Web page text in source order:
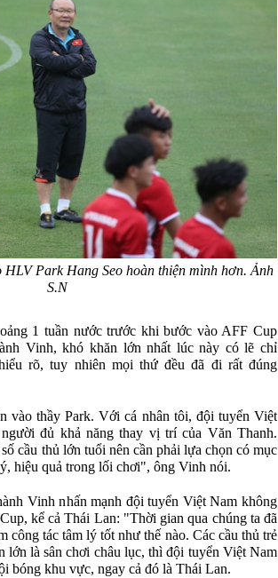
Park Hang Seo hoàn thiện mình hơn. Ảnh
S.N
1 tuần nước trước khi bước vào AFF Cup
Vinh, khó khăn lớn nhất lúc này có lẽ chỉ
rõ, tuy nhiên mọi thứ đều đã đi rất đúng
vào thầy Park. Với cá nhân tôi, đội tuyển Việt
đủ khả năng thay vị trí của Văn Thanh.
cầu thủ lớn tuổi nên cần phải lựa chọn có mục
hiệu quả trong lối chơi", ông Vinh nói.
Vinh nhấn mạnh đội tuyển Việt Nam không
kể cả Thái Lan: "Thời gian qua chúng ta đã
công tác tâm lý tốt như thế nào. Các cầu thủ trẻ
lớn là sân chơi châu lục, thì đội tuyển Việt Nam
bóng khu vực, ngay cả đó là Thái Lan.